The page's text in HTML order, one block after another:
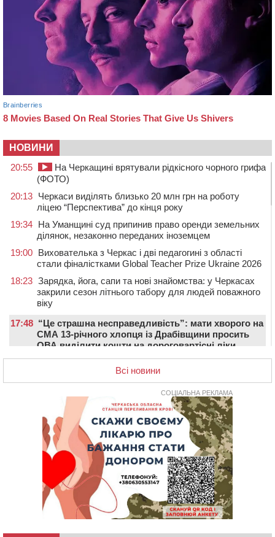
НОВИНИ
20:55
На Черкащині врятували рідкісного чорного грифа
(ФОТО)
20:13 Черкаси виділять близько 20 млн грн на роботу
ліцею “Перспектива” до кінця року
19:34 На Уманщині суд припинив право оренди земельних
ділянок, незаконно переданих іноземцем
19:00 Вихователька з Черкас і дві педагогині з області
стали фіналістками Global Teacher Prize Ukraine 2026
18:23 Зарядка, йога, сапи та нові знайомства: у Черкасах
закрили сезон літнього табору для людей поважного
віку
17:48 “Це страшна несправедливість”: мати хворого на
СМА 13-річного хлопця із Драбівщини просить
ОВА виділити кошти на дороговартісні ліки
На Уманщині судитимуть колишню очільницю відділу
освіти через закупівлю електрики за завищеною
У Черкасах провели в останню путь двох
загиблих воїнів
До 1 вересня у Черкасах оновлюють дорожню
розмітку біля навчальних закладів (ФОТОФАКТ)
На честь загиблого захисника і чемпіона світу в
Черкасах відкрили спортивно-реабілітаційний центр
На Звенигородщині, попри заборону міськради,
проведуть “Ше.Fest”
роботі електромереж та комунальних служб
Всі новини
СОЦІАЛЬНА РЕКЛАМА